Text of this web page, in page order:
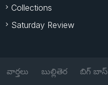
Collections
Saturday Review
వార్తలు బుల్లితెర బిగ్ బాస్